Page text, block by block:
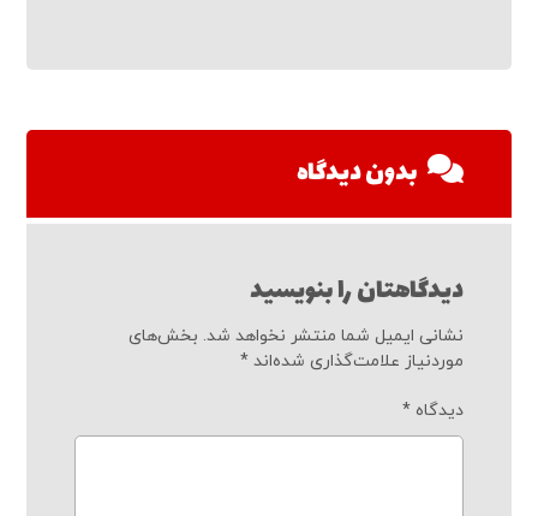
بدون دیدگاه
دیدگاهتان را بنویسید
نشانی ایمیل شما منتشر نخواهد شد. بخش‌های
موردنیاز علامت‌گذاری شده‌اند*
دیدگاه*